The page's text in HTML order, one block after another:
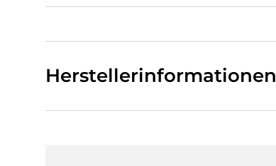
Herstellerinformationen